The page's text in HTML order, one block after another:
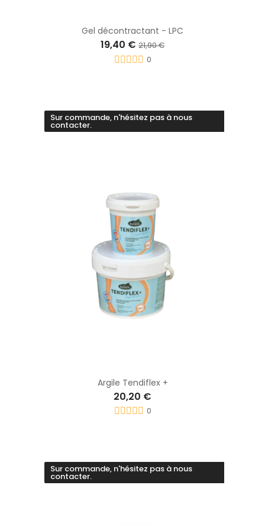
Gel décontractant - LPC
19,40 € 21,90 €
0
Sur commande, n'hésitez pas à nous
contacter.
Argile Tendiflex +
20,20 €
0
Sur commande, n'hésitez pas à nous
contacter.